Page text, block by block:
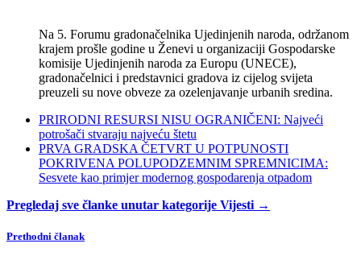
Na 5. Forumu gradonačelnika Ujedinjenih naroda, održanom
krajem prošle godine u Ženevi u organizaciji Gospodarske
komisije Ujedinjenih naroda za Europu (UNECE),
gradonačelnici i predstavnici gradova iz cijelog svijeta
preuzeli su nove obveze za ozelenjavanje urbanih sredina.
PRIRODNI RESURSI NISU OGRANIČENI: Najveći
potrošači stvaraju najveću štetu
PRVA GRADSKA ČETVRT U POTPUNOSTI
POKRIVENA POLUPODZEMNIM SPREMNICIMA:
Sesvete kao primjer modernog gospodarenja otpadom
Pregledaj sve članke unutar kategorije Vijesti →
Prethodni članak